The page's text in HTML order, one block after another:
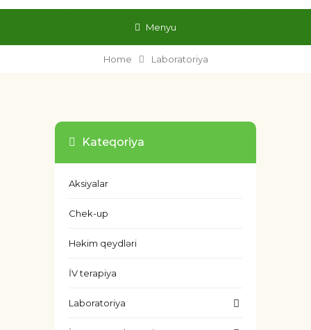
Menyu
Home Laboratoriya
Kateqoriya
Aksiyalar
Chek-up
Həkim qeydləri
İV terapiya
Laboratoriya